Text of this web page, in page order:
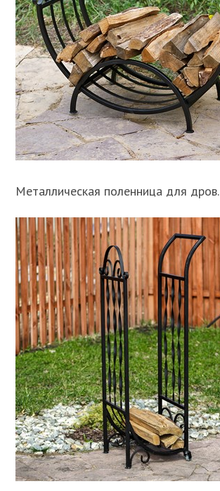
Металлическая поленница для дров.